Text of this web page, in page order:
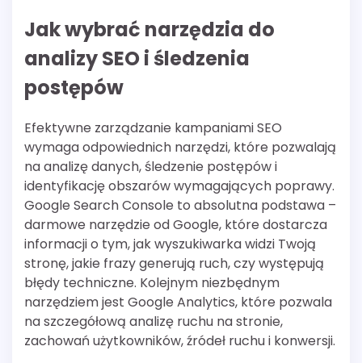
Jak wybrać narzędzia do
analizy SEO i śledzenia
postępów
Efektywne zarządzanie kampaniami SEO
wymaga odpowiednich narzędzi, które pozwalają
na analizę danych, śledzenie postępów i
identyfikację obszarów wymagających poprawy.
Google Search Console to absolutna podstawa –
darmowe narzędzie od Google, które dostarcza
informacji o tym, jak wyszukiwarka widzi Twoją
stronę, jakie frazy generują ruch, czy występują
błędy techniczne. Kolejnym niezbędnym
narzędziem jest Google Analytics, które pozwala
na szczegółową analizę ruchu na stronie,
zachowań użytkowników, źródeł ruchu i konwersji.